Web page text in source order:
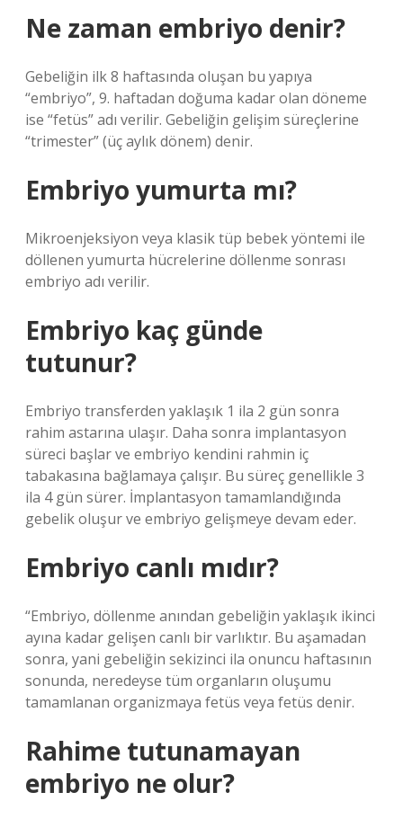
Ne zaman embriyo denir?
Gebeliğin ilk 8 haftasında oluşan bu yapıya
“embriyo”, 9. haftadan doğuma kadar olan döneme
ise “fetüs” adı verilir. Gebeliğin gelişim süreçlerine
“trimester” (üç aylık dönem) denir.
Embriyo yumurta mı?
Mikroenjeksiyon veya klasik tüp bebek yöntemi ile
döllenen yumurta hücrelerine döllenme sonrası
embriyo adı verilir.
Embriyo kaç günde
tutunur?
Embriyo transferden yaklaşık 1 ila 2 gün sonra
rahim astarına ulaşır. Daha sonra implantasyon
süreci başlar ve embriyo kendini rahmin iç
tabakasına bağlamaya çalışır. Bu süreç genellikle 3
ila 4 gün sürer. İmplantasyon tamamlandığında
gebelik oluşur ve embriyo gelişmeye devam eder.
Embriyo canlı mıdır?
“Embriyo, döllenme anından gebeliğin yaklaşık ikinci
ayına kadar gelişen canlı bir varlıktır. Bu aşamadan
sonra, yani gebeliğin sekizinci ila onuncu haftasının
sonunda, neredeyse tüm organların oluşumu
tamamlanan organizmaya fetüs veya fetüs denir.
Rahime tutunamayan
embriyo ne olur?